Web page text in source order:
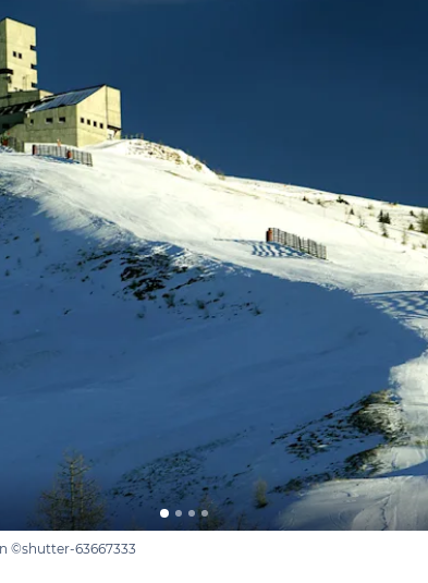
©shutter-63667333